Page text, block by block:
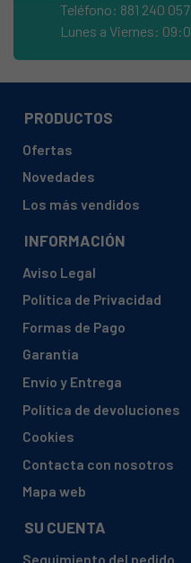
Teléfono: 881 240 057
Lunes a Viernes:
PRODUCTOS
Ofertas
Novedades
Los más vendidos
INFORMACIÓN
Aviso Legal
Política de Privacidad
Formas de Pago
Garantía
Envío y Entrega
Política de devoluciones
Cookies
Contacta con nosotros
Mapa web
SU CUENTA
Seguimiento del pedido